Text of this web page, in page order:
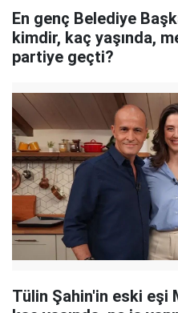
En genç Belediye
kimdir, kaç yaşında,
partiye geçti?
Tülin Şahin'in eski eşi